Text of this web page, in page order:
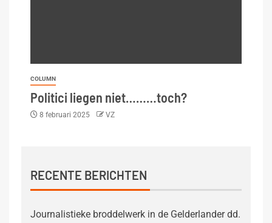
COLUMN
Politici liegen niet………toch?
8 februari 2025 VZ
RECENTE BERICHTEN
Journalistieke broddelwerk in de Gelderlander dd.